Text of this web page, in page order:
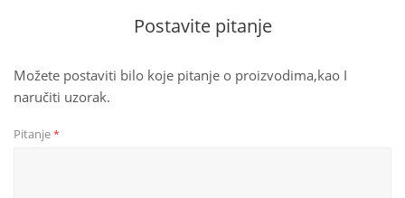
Postavite pitanje
Možete postaviti bilo koje pitanje o proizvodima,kao I
naručiti uzorak.
Pitanje*